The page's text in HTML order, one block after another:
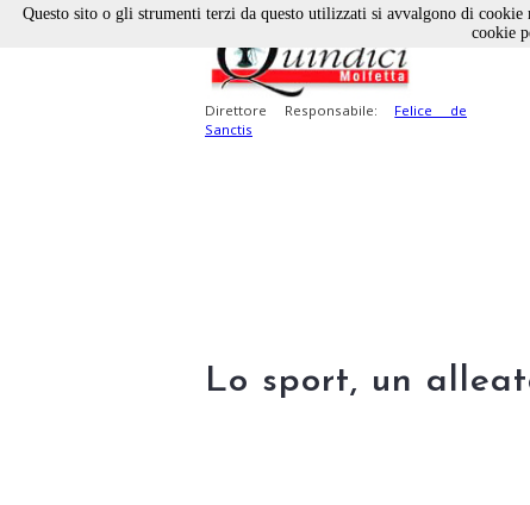
Direttore Responsabile: Felice de
Sanctis
Lo sport, un
Questo sito o gli strumenti terzi da questo utilizzati si avvalgono di
cookie